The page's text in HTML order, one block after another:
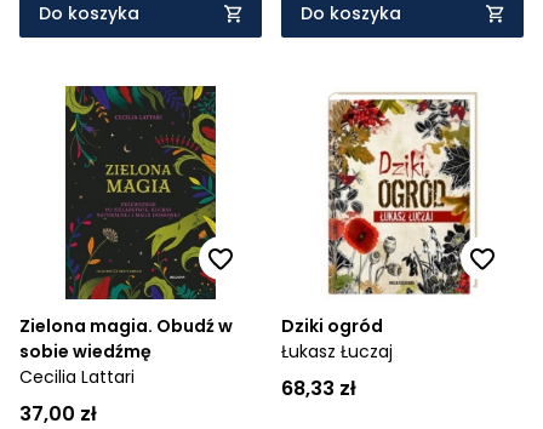
Do koszyka Do koszyka
Zielona magia. Obudź w
sobie wiedźmę
Cecilia Lattari
37,00 zł
Dziki ogród
Łukasz Łuczaj
68,33 zł